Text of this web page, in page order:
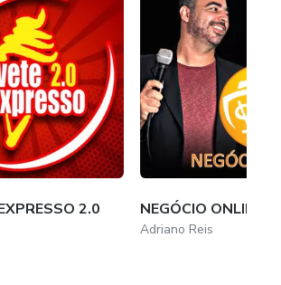
2.0 NEGÓCIO ONLINE 1.0
Adriano Reis